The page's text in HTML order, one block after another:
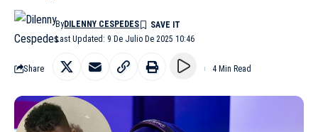
Last Updated: 9 De Julio De 2025 10:46
ByDILENNY CESPEDES
Share 4 Min Read